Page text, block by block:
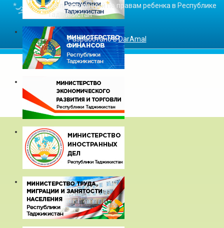
Уполномоченный по правам ребенка в Республике
Таджикистан
Разработано вDarAmal